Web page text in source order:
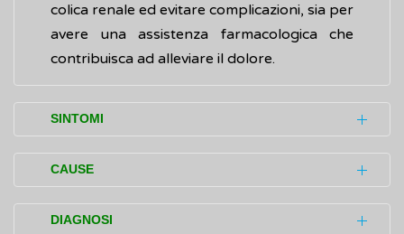
colica renale ed evitare complicazioni, sia per
avere una assistenza farmacologica che
contribuisca ad alleviare il dolore.
SINTOMI
Di solito, i disturbi (sintomi) causati dalla
colica renale si verificano se ilcalcolo renale:
rimane bloccato nel rene
CAUSE
Le cause di una colica renale sono collegate
DIAGNOSI